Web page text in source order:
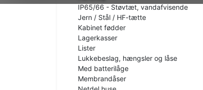
IP65/66 - Støvtæt, vandafvisende
Jern / Stål / HF-tætte
Kabinet fødder
Lagerkasser
Lister
Lukkebeslag, hængsler og låse
Med batterilåge
Membrandåser